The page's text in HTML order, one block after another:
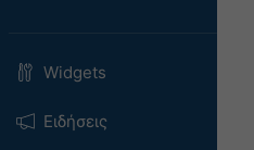
Widgets
Ειδήσεις